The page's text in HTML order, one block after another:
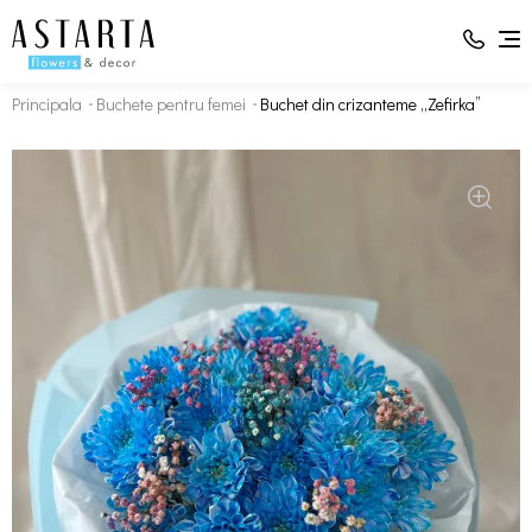
Principala Buchete pentru femei Buchet din crizanteme „Zefirka”